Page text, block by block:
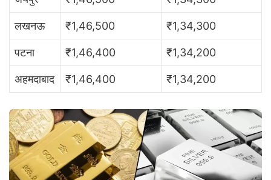
लखनऊ ₹1,46,500 ₹1,34,300
पटना ₹1,46,400 ₹1,34,200
अहमदाबाद ₹1,46,400 ₹1,34,200